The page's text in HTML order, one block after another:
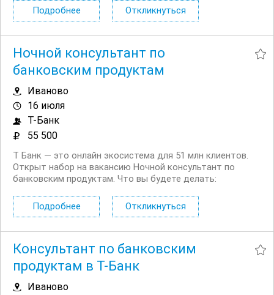
регионах. Что вы будете делать: Работать с
действующими и потенциальными клиентами на...
Подробнее Откликнуться
Ночной консультант по
банковским продуктам
Иваново
16 июля
Т-Банк
55 500
Т Банк — это онлайн экосистема для 51 млн клиентов.
Открыт набор на вакансию Ночной консультант по
банковским продуктам. Что вы будете делать:
на входящих звонках Работать на входящих обращениях
— заниматься поиском клиентов не нужно...
Подробнее Откликнуться
Консультант по банковским
продуктам в Т-Банк
Иваново